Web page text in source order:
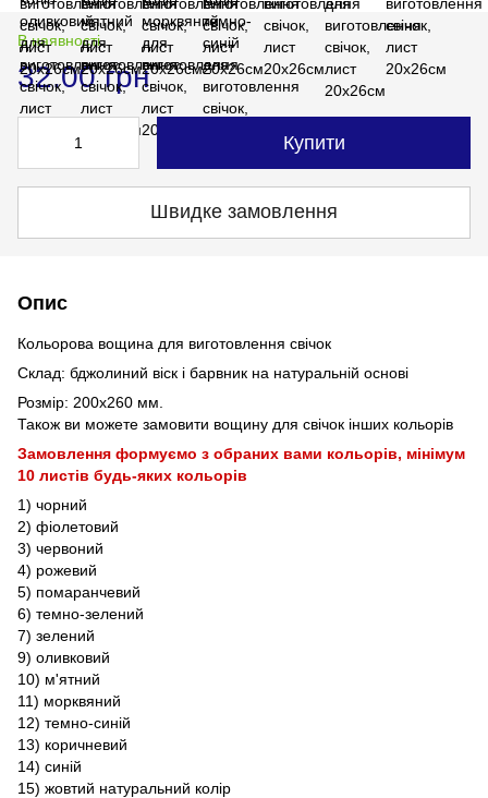
В наявності
32.00 грн
Купити
Швидке замовлення
Опис
Кольорова вощина для виготовлення свічок
Склад: бджолиний віск і барвник на натуральній основі
Розмір: 200x260 мм.
Також ви можете замовити вощину для свічок інших кольорів
Замовлення формуємо з обраних вами кольорів, мінімум
10 листів будь-яких кольорів
1) чорний
2) фіолетовий
3) червоний
4) рожевий
5) помаранчевий
6) темно-зелений
7) зелений
9) оливковий
10) м'ятний
11) морквяний
12) темно-синій
13) коричневий
14) синій
15) жовтий натуральний колір